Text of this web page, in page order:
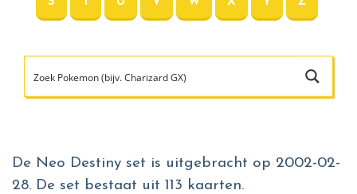
De Neo Destiny set is uitgebracht op 2002-02-
28. De set bestaat uit 113 kaarten.